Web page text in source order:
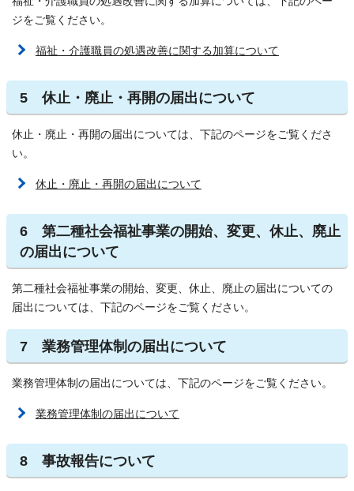
ジをご覧ください。
福祉・介護職員の処遇改善に関する加算について
5 休止・廃止・再開の届出について
休止・廃止・再開の届出については、下記のページをご覧くださ
い。
休止・廃止・再開の届出について
6 第二種社会福祉事業の開始、変更、休止、廃止
の届出について
第二種社会福祉事業の開始、変更、休止、廃止の届出についての
届出については、下記のページをご覧ください。
7 業務管理体制の届出について
業務管理体制の届出については、下記のページをご覧ください。
業務管理体制の届出について
8 事故報告について